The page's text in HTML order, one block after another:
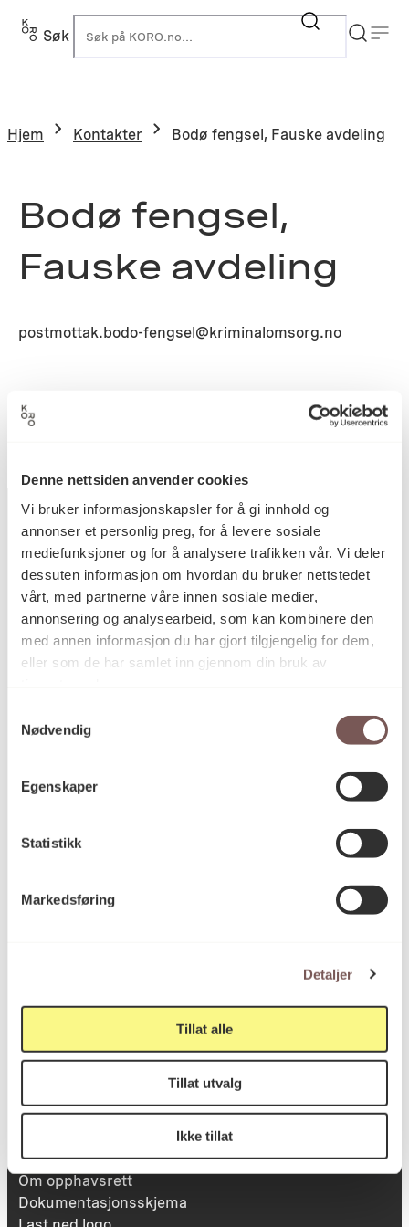
Denne nettsiden anvender cookies
Vi bruker informasjonskapsler for å gi innhold og
annonser et personlig preg, for å levere sosiale
mediefunksjoner og for å analysere trafikken vår. Vi deler
dessuten informasjon om hvordan du bruker nettstedet
vårt, med partnerne våre innen sosiale medier,
annonsering og analysearbeid, som kan kombinere den
med annen informasjon du har gjort tilgjengelig for dem,
eller som de har samlet inn gjennom din bruk av
Nødvendig
Egenskaper
Statistikk
Markedsføring
Detaljer
Tillat alle
Tillat utvalg
Ikke tillat
Søk
Hjem Kontakter Bodø fengsel, Fauske avdeling
Bodø fengsel,
Fauske avdeling
postmottak.bodo-fengsel@kriminalomsorg.no
Fauske
Postadresse
Postboks 6994
St. Olavs plass
post@koro.no
Besøksadresse
Viktig info
Utbetaling og fakturering
Personvernerklæring
Om opphavsrett
Dokumentasjonsskjema